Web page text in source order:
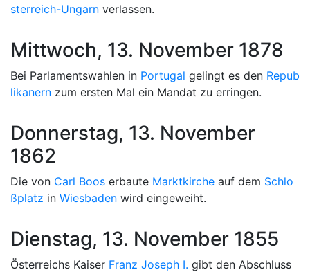
sterreich-Ungarn verlassen.
Mittwoch, 13. November 1878
Bei Parlamentswahlen in Portugal gelingt es den Repub
likanern zum ersten Mal ein Mandat zu erringen.
Donnerstag, 13. November
1862
Die von Carl Boos erbaute Marktkirche auf dem Schlo
ßplatz in Wiesbaden wird eingeweiht.
Dienstag, 13. November 1855
Österreichs Kaiser Franz Joseph I. gibt den Abschluss